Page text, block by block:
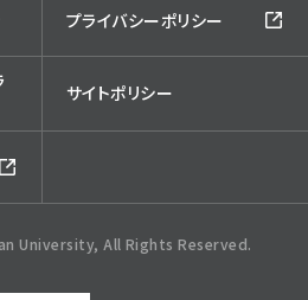
プライバシーポリシー
サイトポリシー
University, All Rights Reserved.